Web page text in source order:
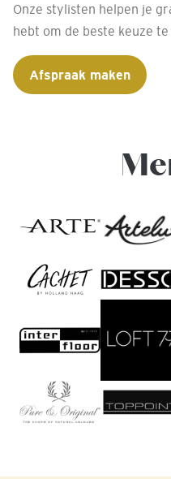
Onze stylisten helpen je
hebt om de beste keuze
Afspraak maken